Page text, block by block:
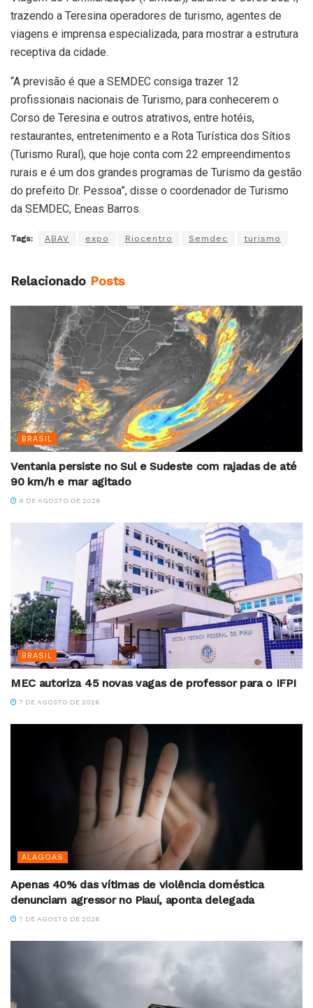
trazendo a Teresina operadores de turismo, agentes de
viagens e imprensa especializada, para mostrar a estrutura
receptiva da cidade.
“A previsão é que a SEMDEC consiga trazer 12
profissionais nacionais de Turismo, para conhecerem o
Corso de Teresina e outros atrativos, entre hotéis,
restaurantes, entretenimento e a Rota Turística dos Sítios
(Turismo Rural), que hoje conta com 22 empreendimentos
rurais e é um dos grandes programas de Turismo da gestão
do prefeito Dr. Pessoa”, disse o coordenador de Turismo
da SEMDEC, Eneas Barros.
Tags: ABAV expo Riocentro Semdec turismo
Relacionado Posts
BRASIL
Ventania persiste no Sul e Sudeste com rajadas de até
90 km/h e mar agitado
8 DE AGOSTO DE 2026
BRASIL
MEC autoriza 45 novas vagas de professor para o IFPI
7 DE AGOSTO DE 2026
ALAGOAS
Apenas 40% das vítimas de violência doméstica
denunciam agressor no Piauí, aponta delegada
7 DE AGOSTO DE 2026